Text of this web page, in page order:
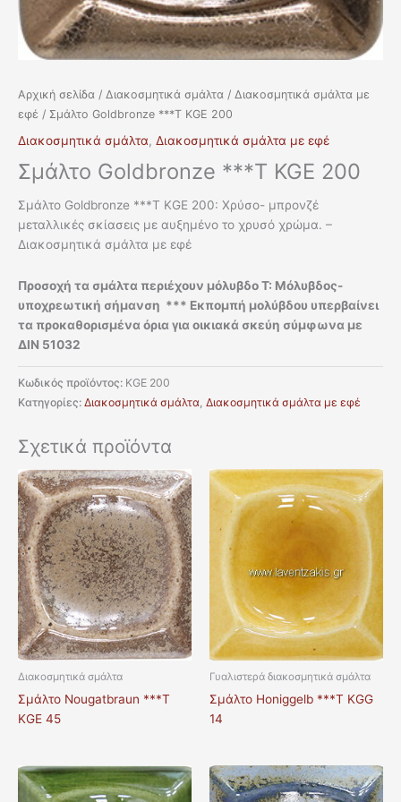
Αρχική σελίδα / Διακοσμητικά σμάλτα / Διακοσμητικά σμάλτα με
εφέ / Σμάλτο Goldbronze ***T KGE 200
Διακοσμητικά σμάλτα, Διακοσμητικά σμάλτα με εφέ
Σμάλτο Goldbronze ***T KGE 200
Σμάλτο Goldbronze ***T KGE 200: Χρύσο- μπρονζέ
μεταλλικές σκίασεις με αυξημένο το χρυσό χρώμα. –
Διακοσμητικά σμάλτα με εφέ
Προσοχή τα σμάλτα περιέχουν μόλυβδο T: Μόλυβδος-
υποχρεωτική σήμανση *** Εκπομπή μολύβδου υπερβαίνει
τα προκαθορισμένα όρια για οικιακά σκεύη σύμφωνα με
ΔΙΝ 51032
Κωδικός προϊόντος: KGE 200
Κατηγορίες: Διακοσμητικά σμάλτα Διακοσμητικά σμάλτα με εφέ
Σχετικά προϊόντα
Διακοσμητικά σμάλτα
Σμάλτο Nougatbraun ***T
KGE 45
Γυαλιστερά διακοσμητικά σμάλτα
Σμάλτο Honiggelb ***T KGG
14